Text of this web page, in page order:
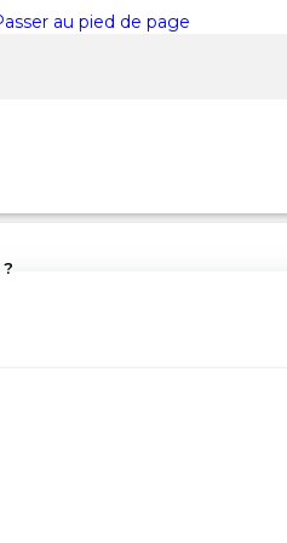
au pied de page